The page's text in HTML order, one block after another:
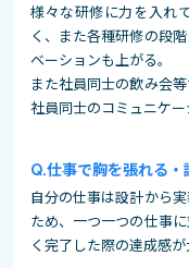
様々な研修に力を入れ
く、また各種研修の段
ベーションも上がる。
また社員同士の飲み会
社員同士のコミュニケー
仕事で胸を張れる・
自分の仕事は設計から
ため、一つ一つの仕事
く完了した際の達成感が